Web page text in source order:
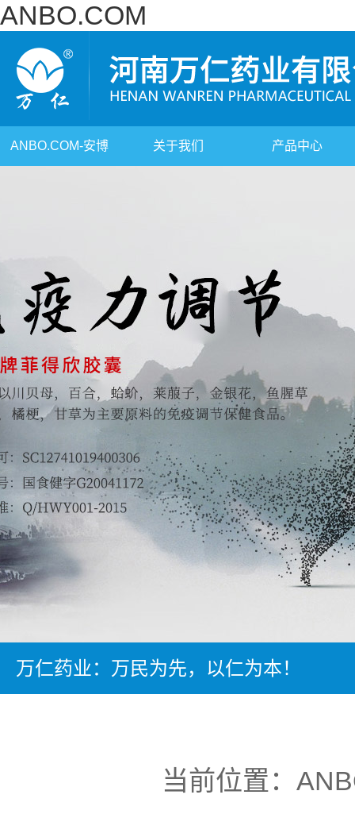
ANBO.COM
ANBO.COM-安博 关于我们 产品中心
万仁药业：万民为先，以仁为本！
当前位置：